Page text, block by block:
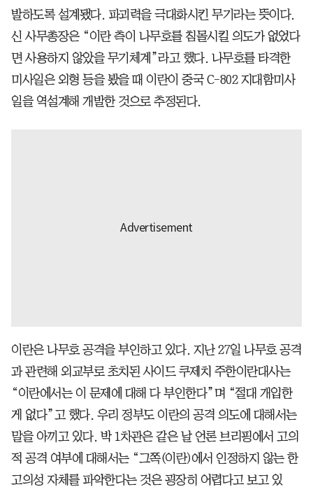
발하도록 설계됐다. 파괴력을 극대화시킨 무기라는 뜻이다.
신 사무총장은 “이란 측이 나무호를 침몰시킬 의도가 없었다
면 사용하지 않았을 무기체계”라고 했다. 나무호를 타격한
미사일은 외형 등을 봤을 때 이란이 중국 C-802 지대함미사
일을 역설계해 개발한 것으로 추정된다.
이란은 나무호 공격을 부인하고 있다. 지난 27일 나무호 공격
과 관련해 외교부로 초치된 사이드 쿠제치 주한이란대사는
“이란에서는 이 문제에 대해 다 부인한다”며 “절대 개입한
게 없다”고 했다. 우리 정부도 이란의 공격 의도에 대해서는
말을 아끼고 있다. 박 1차관은 같은 날 언론 브리핑에서 고의
적 공격 여부에 대해서는 “그쪽(이란)에서 인정하지 않는 한
고의성 자체를 파악한다는 것은 굉장히 어렵다고 보고 있